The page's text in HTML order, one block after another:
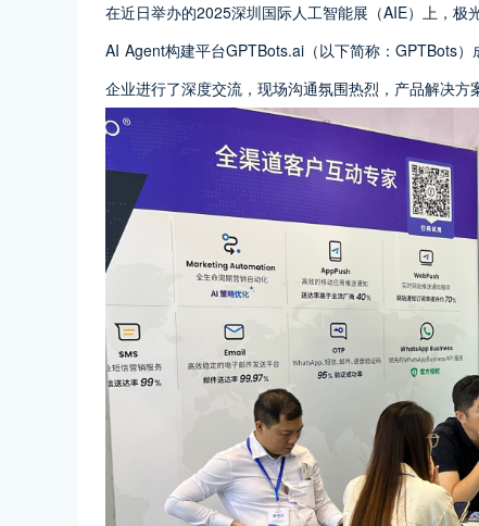
在近日举办的2025深圳国际人工智能展（AIE）上，
AI Agent构建平台GPTBots.ai（以下简称：GPTBots
企业进行了深度交流，现场沟通氛围热烈，产品解决方